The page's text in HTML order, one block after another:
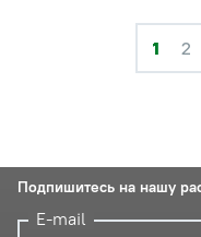
1 2
Подпишитесь на нашу
E-mail